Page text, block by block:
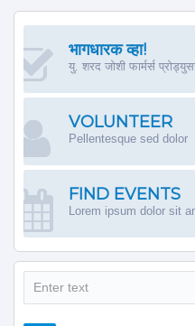
भागधारक व्हा!
यु. शरद जोशी फार्मर्स
VOLUNTEER
Pellentesque sed dolor
FIND EVENTS
Lorem ipsum dolor sit
शोध
शोध